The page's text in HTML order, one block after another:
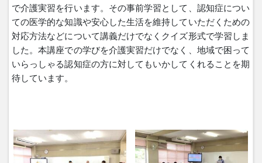
で介護実習を行います。その事前学習として、認知症につい
ての医学的な知識や安心した生活を維持していただくための
対応方法などについて講義だけでなくクイズ形式で学習しま
した。本講座での学びを介護実習だけでなく、地域で困って
いらっしゃる認知症の方に対してもいかしてくれることを期
待しています。